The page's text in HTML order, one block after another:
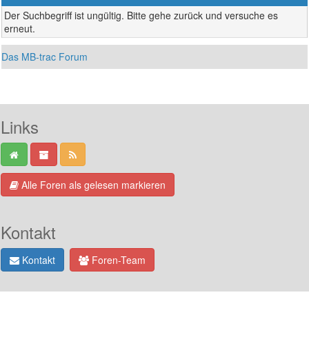
Der Suchbegriff ist ungültig. Bitte gehe zurück und versuche es
erneut.
Das MB-trac Forum
Links
Alle Foren als gelesen markieren
Kontakt
Kontakt Foren-Team